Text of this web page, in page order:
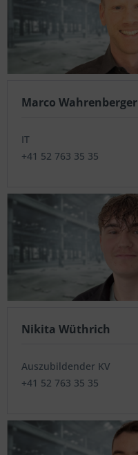
Marco Wahrenberger
IT
+41 52 763 35 35
Nikita Wüthrich
Auszubildender KV
+41 52 763 35 35